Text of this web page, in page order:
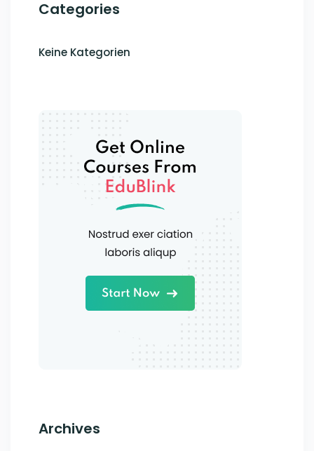
Categories
Keine Kategorien
Archives